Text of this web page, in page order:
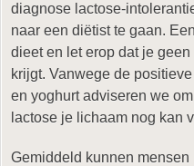
diagnose lactose-
naar een diëtist te gaan.
dieet en let erop dat je
krijgt. Vanwege de
en yoghurt adviseren we
lactose je lichaam nog kan
Gemiddeld kunnen